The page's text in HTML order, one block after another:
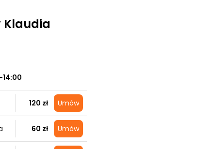
Klaudia
14:00
120 zł Umów
60 zł Umów